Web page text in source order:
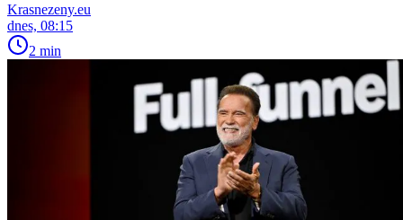
Krasnezeny.eu
dnes, 08:15
2 min